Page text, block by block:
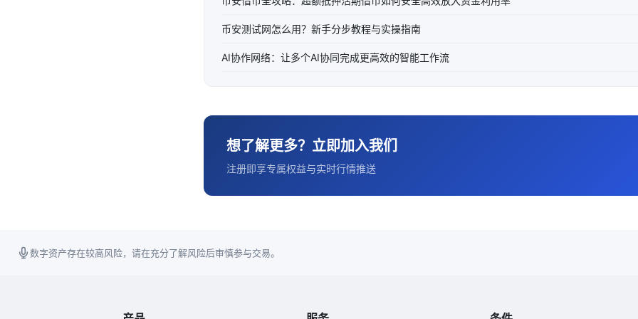
币安测试网怎么用？新手分步教程与实操指南
AI协作网络：让多个AI协同完成更高效的智能工作流
想了解更多？立即加入我们
注册即享专属权益与实时行情推送
数字资产存在较高风险，请在充分了解风险后审慎参与交易。